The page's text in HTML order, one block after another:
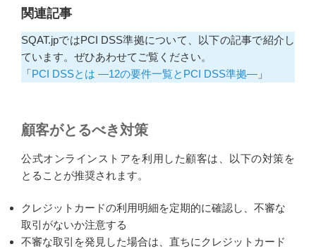
関連記事
SQAT.jpではPCI DSS準拠について、以下の記事で紹介し
ています。ぜひあわせてご覧ください。
「PCI DSSとは ―12の要件一覧とPCI DSS準拠― 」
顧客がとるべき対策
公式オンラインストアを利用した顧客は、以下の対策を
とることが推奨されます。
クレジットカードの利用明細を定期的に確認し、不審な
取引がないか注意する
不審な取引を発見した場合は、直ちにクレジットカード